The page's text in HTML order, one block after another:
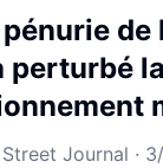
perturbé
Journal ·